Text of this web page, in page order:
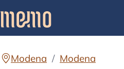
Modena Modena